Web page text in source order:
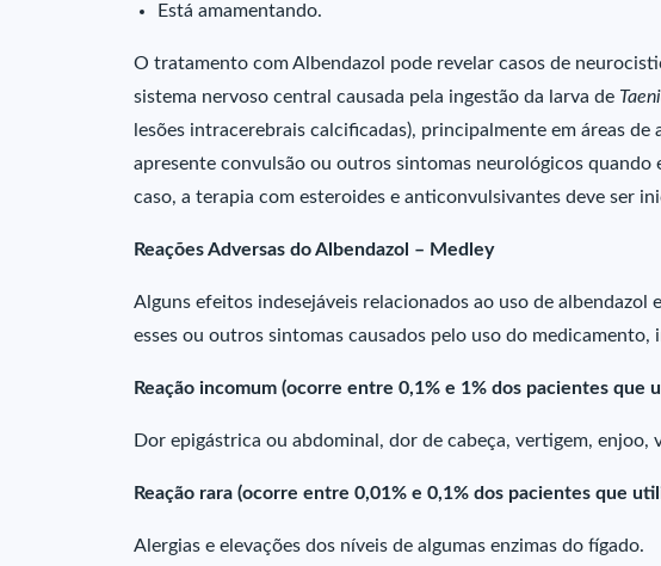
Está amamentando.
O tratamento com Albendazol pode revelar casos de
sistema nervoso central causada pela ingestão da larva de
lesões intracerebrais calcificadas), principalmente em áreas
apresente convulsão ou outros sintomas neurológicos quando
caso, a terapia com esteroides e anticonvulsivantes deve ser
Reações Adversas do Albendazol – Medley
Alguns efeitos indesejáveis relacionados ao uso de albendazol
esses ou outros sintomas causados pelo uso do medicamento,
Reação incomum (ocorre entre 0,1% e 1% dos pacientes que
Dor epigástrica ou abdominal, dor de cabeça, vertigem, enjoo,
Reação rara (ocorre entre 0,01% e 0,1% dos pacientes que
Alergias e elevações dos níveis de algumas enzimas do fígado.